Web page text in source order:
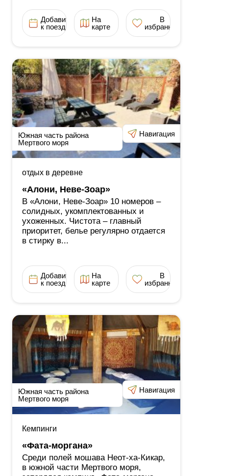
Добавить
к поездке
На
карте
В
избранное
Южная часть района
Мертвого моря
Навигация
отдых в деревне
«Алони, Неве-Зоар»
В «Алони, Неве-Зоар» 10 номеров ‒
солидных, укомплектованных и
ухоженных. Чистота ‒ главный
приоритет, белье регулярно отдается
в стирку в...
Добавить
к поездке
На
карте
В
избранное
Южная часть района
Мертвого моря
Навигация
Кемпинги
«Фата-моргана»
Среди полей мошава Неот-ха-Кикар,
в южной части Мертвого моря,